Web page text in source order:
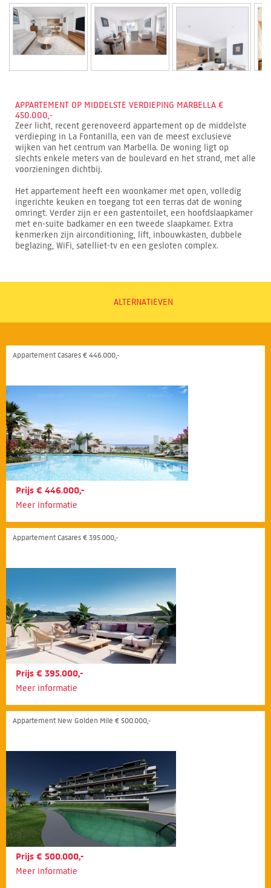
APPARTEMENT OP MIDDELSTE VERDIEPING MARBELLA €
450.000,-
Zeer licht, recent gerenoveerd appartement op de middelste
verdieping in La Fontanilla, een van de meest exclusieve
wijken van het centrum van Marbella. De woning ligt op
slechts enkele meters van de boulevard en het strand, met alle
voorzieningen dichtbij.
Het appartement heeft een woonkamer met open, volledig
ingerichte keuken en toegang tot een terras dat de woning
omringt. Verder zijn er een gastentoilet, een hoofdslaapkamer
met en-suite badkamer en een tweede slaapkamer. Extra
kenmerken zijn airconditioning, lift, inbouwkasten, dubbele
beglazing, WiFi, satelliet-tv en een gesloten complex.
ALTERNATIEVEN
Appartement Casares € 446.000,-
Prijs € 446.000,-
Meer informatie
Appartement Casares € 395.000,-
Prijs € 395.000,-
Meer informatie
Appartement New Golden Mile € 500.000,-
Prijs € 500.000,-
Meer informatie